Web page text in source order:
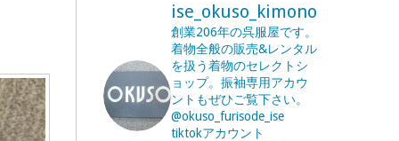
ise_okuso_kimono
創業206年の呉服屋です。
着物全般の販売&レンタル
を扱う着物のセレクトシ
ョップ。振袖専用アカウ
ントもぜひご覧下さい。
@okuso_furisode_ise
tiktokアカウント